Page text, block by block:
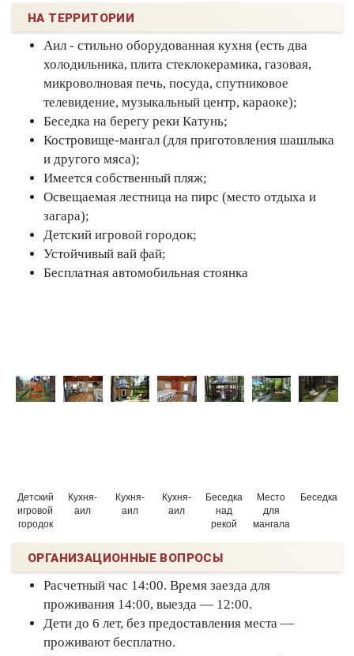
НА ТЕРРИТОРИИ
Аил - стильно оборудованная кухня (есть два
холодильника, плита стеклокерамика, газовая,
микроволновая печь, посуда, спутниковое
телевидение, музыкальный центр, караоке);
Беседка на берегу реки Катунь;
Костровище-мангал (для приготовления шашлыка
и другого мяса);
Имеется собственный пляж;
Освещаемая лестница на пирс (место отдыха и
загара);
Детский игровой городок;
Устойчивый вай фай;
Бесплатная автомобильная стоянка
Детский
игровой
городок
Кухня-
аил
Кухня-
аил
Кухня-
аил
Беседка
над
рекой
Место
для
мангала
Беседка
ОРГАНИЗАЦИОННЫЕ ВОПРОСЫ
Расчетный час 14:00. Время заезда для
проживания 14:00, выезда — 12:00.
Дети до 6 лет, без предоставления места —
проживают бесплатно.